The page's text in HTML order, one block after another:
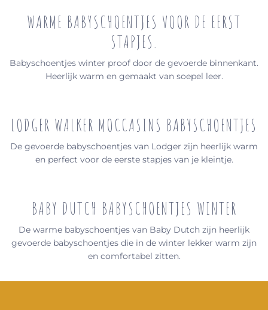
WARME BABYSCHOENTJES VOOR DE EERST
STAPJES.
Babyschoentjes winter proof door de gevoerde binnenkant.
Heerlijk warm en gemaakt van soepel leer.
LODGER WALKER MOCCASINS BABYSCHOENTJES
De gevoerde babyschoentjes van Lodger zijn heerlijk warm
en perfect voor de eerste stapjes van je kleintje.
BABY DUTCH BABYSCHOENTJES WINTER
De warme babyschoentjes van Baby Dutch zijn heerlijk
gevoerde babyschoentjes die in de winter lekker warm zijn
en comfortabel zitten.